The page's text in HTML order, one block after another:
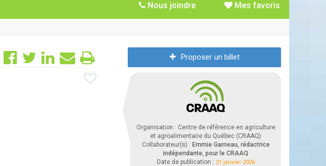
Mes favoris
Nous joindre
Proposer un billet
Organisation : Centre de référence en agriculture
et agroalimentaire du Québec (CRAAQ)
Collaborateur(s) : Emmie Garneau, rédactrice
indépendante, pour le CRAAQ
Date de publication : 21 janvier 2026